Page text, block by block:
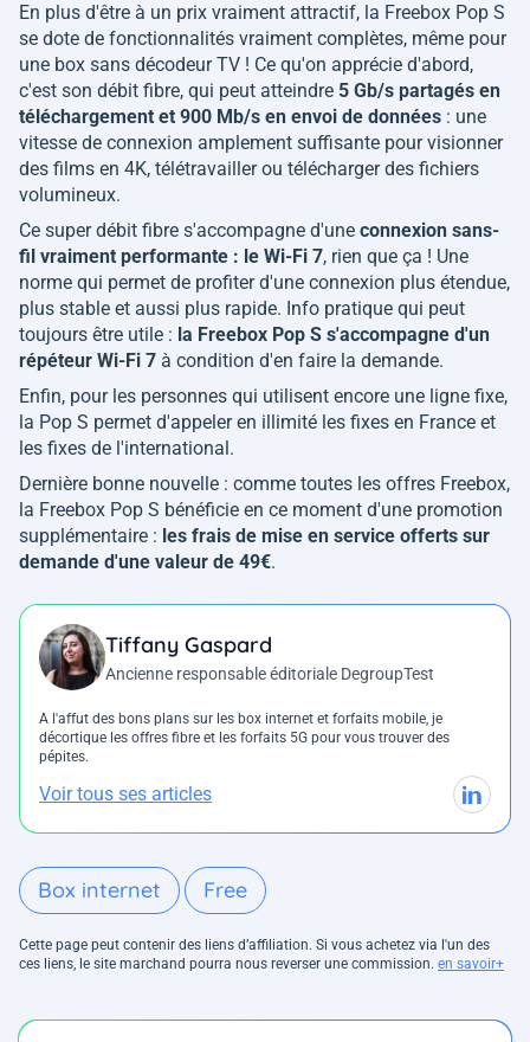
En plus d'être à un prix vraiment attractif, la Freebox Pop S
se dote de fonctionnalités vraiment complètes, même pour
une box sans décodeur TV ! Ce qu'on apprécie d'abord,
c'est son débit fibre, qui peut atteindre 5 Gb/s partagés en
téléchargement et 900 Mb/s en envoi de données : une
vitesse de connexion amplement suffisante pour visionner
des films en 4K, télétravailler ou télécharger des fichiers
volumineux.
Ce super débit fibre s'accompagne d'une connexion sans-
fil vraiment performante : le Wi-Fi 7, rien que ça ! Une
norme qui permet de profiter d'une connexion plus étendue,
plus stable et aussi plus rapide. Info pratique qui peut
toujours être utile : la Freebox Pop S s'accompagne d'un
répéteur Wi-Fi 7 à condition d'en faire la demande.
Enfin, pour les personnes qui utilisent encore une ligne fixe,
la Pop S permet d'appeler en illimité les fixes en France et
les fixes de l'international.
Dernière bonne nouvelle : comme toutes les offres Freebox,
la Freebox Pop S bénéficie en ce moment d'une promotion
supplémentaire : les frais de mise en service offerts sur
demande d'une valeur de 49€.
Tiffany Gaspard
Ancienne responsable éditoriale DegroupTest
A l'affut des bons plans sur les box internet et forfaits mobile, je
décortique les offres fibre et les forfaits 5G pour vous trouver des
pépites.
Voir tous ses articles
Box internet Free
Cette page peut contenir des liens d’affiliation. Si vous achetez via l'un des
ces liens, le site marchand pourra nous reverser une commission. en savoir+